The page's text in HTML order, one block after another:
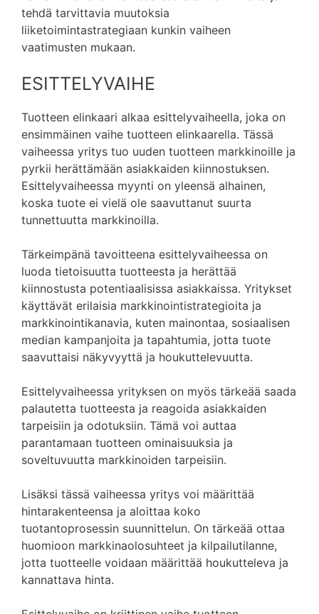
tehdä tarvittavia muutoksia
liiketoimintastrategiaan kunkin vaiheen
vaatimusten mukaan.
ESITTELYVAIHE
Tuotteen elinkaari alkaa esittelyvaiheella, joka on
ensimmäinen vaihe tuotteen elinkaarella. Tässä
vaiheessa yritys tuo uuden tuotteen markkinoille ja
pyrkii herättämään asiakkaiden kiinnostuksen.
Esittelyvaiheessa myynti on yleensä alhainen,
koska tuote ei vielä ole saavuttanut suurta
tunnettuutta markkinoilla.
Tärkeimpänä tavoitteena esittelyvaiheessa on
luoda tietoisuutta tuotteesta ja herättää
kiinnostusta potentiaalisissa asiakkaissa. Yritykset
käyttävät erilaisia markkinointistrategioita ja
markkinointikanavia, kuten mainontaa, sosiaalisen
median kampanjoita ja tapahtumia, jotta tuote
saavuttaisi näkyvyyttä ja houkuttelevuutta.
Esittelyvaiheessa yrityksen on myös tärkeää saada
palautetta tuotteesta ja reagoida asiakkaiden
tarpeisiin ja odotuksiin. Tämä voi auttaa
parantamaan tuotteen ominaisuuksia ja
soveltuvuutta markkinoiden tarpeisiin.
Lisäksi tässä vaiheessa yritys voi määrittää
hintarakenteensa ja aloittaa koko
tuotantoprosessin suunnittelun. On tärkeää ottaa
huomioon markkinaolosuhteet ja kilpailutilanne,
jotta tuotteelle voidaan määrittää houkutteleva ja
kannattava hinta.